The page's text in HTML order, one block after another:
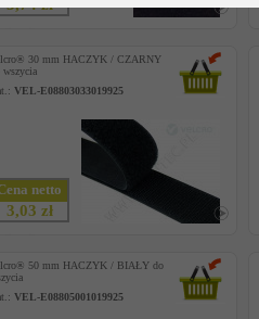
3,74 zł
30 mm HACZYK / CZARNY
wszycia
VEL-E08803033019925
netto
3,03 zł
50 mm HACZYK / BIAŁY do
VEL-E08805001019925